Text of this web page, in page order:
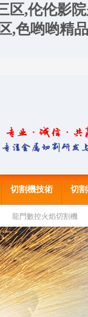
区,伦伦影
,色哟哟精
切割機技術 切
龍門數控火焰切割機